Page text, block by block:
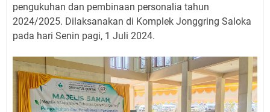
pengukuhan dan pembinaan personalia tahun
2024/2025. Dilaksanakan di Komplek Jonggring Saloka
pada hari Senin pagi, 1 Juli 2024.